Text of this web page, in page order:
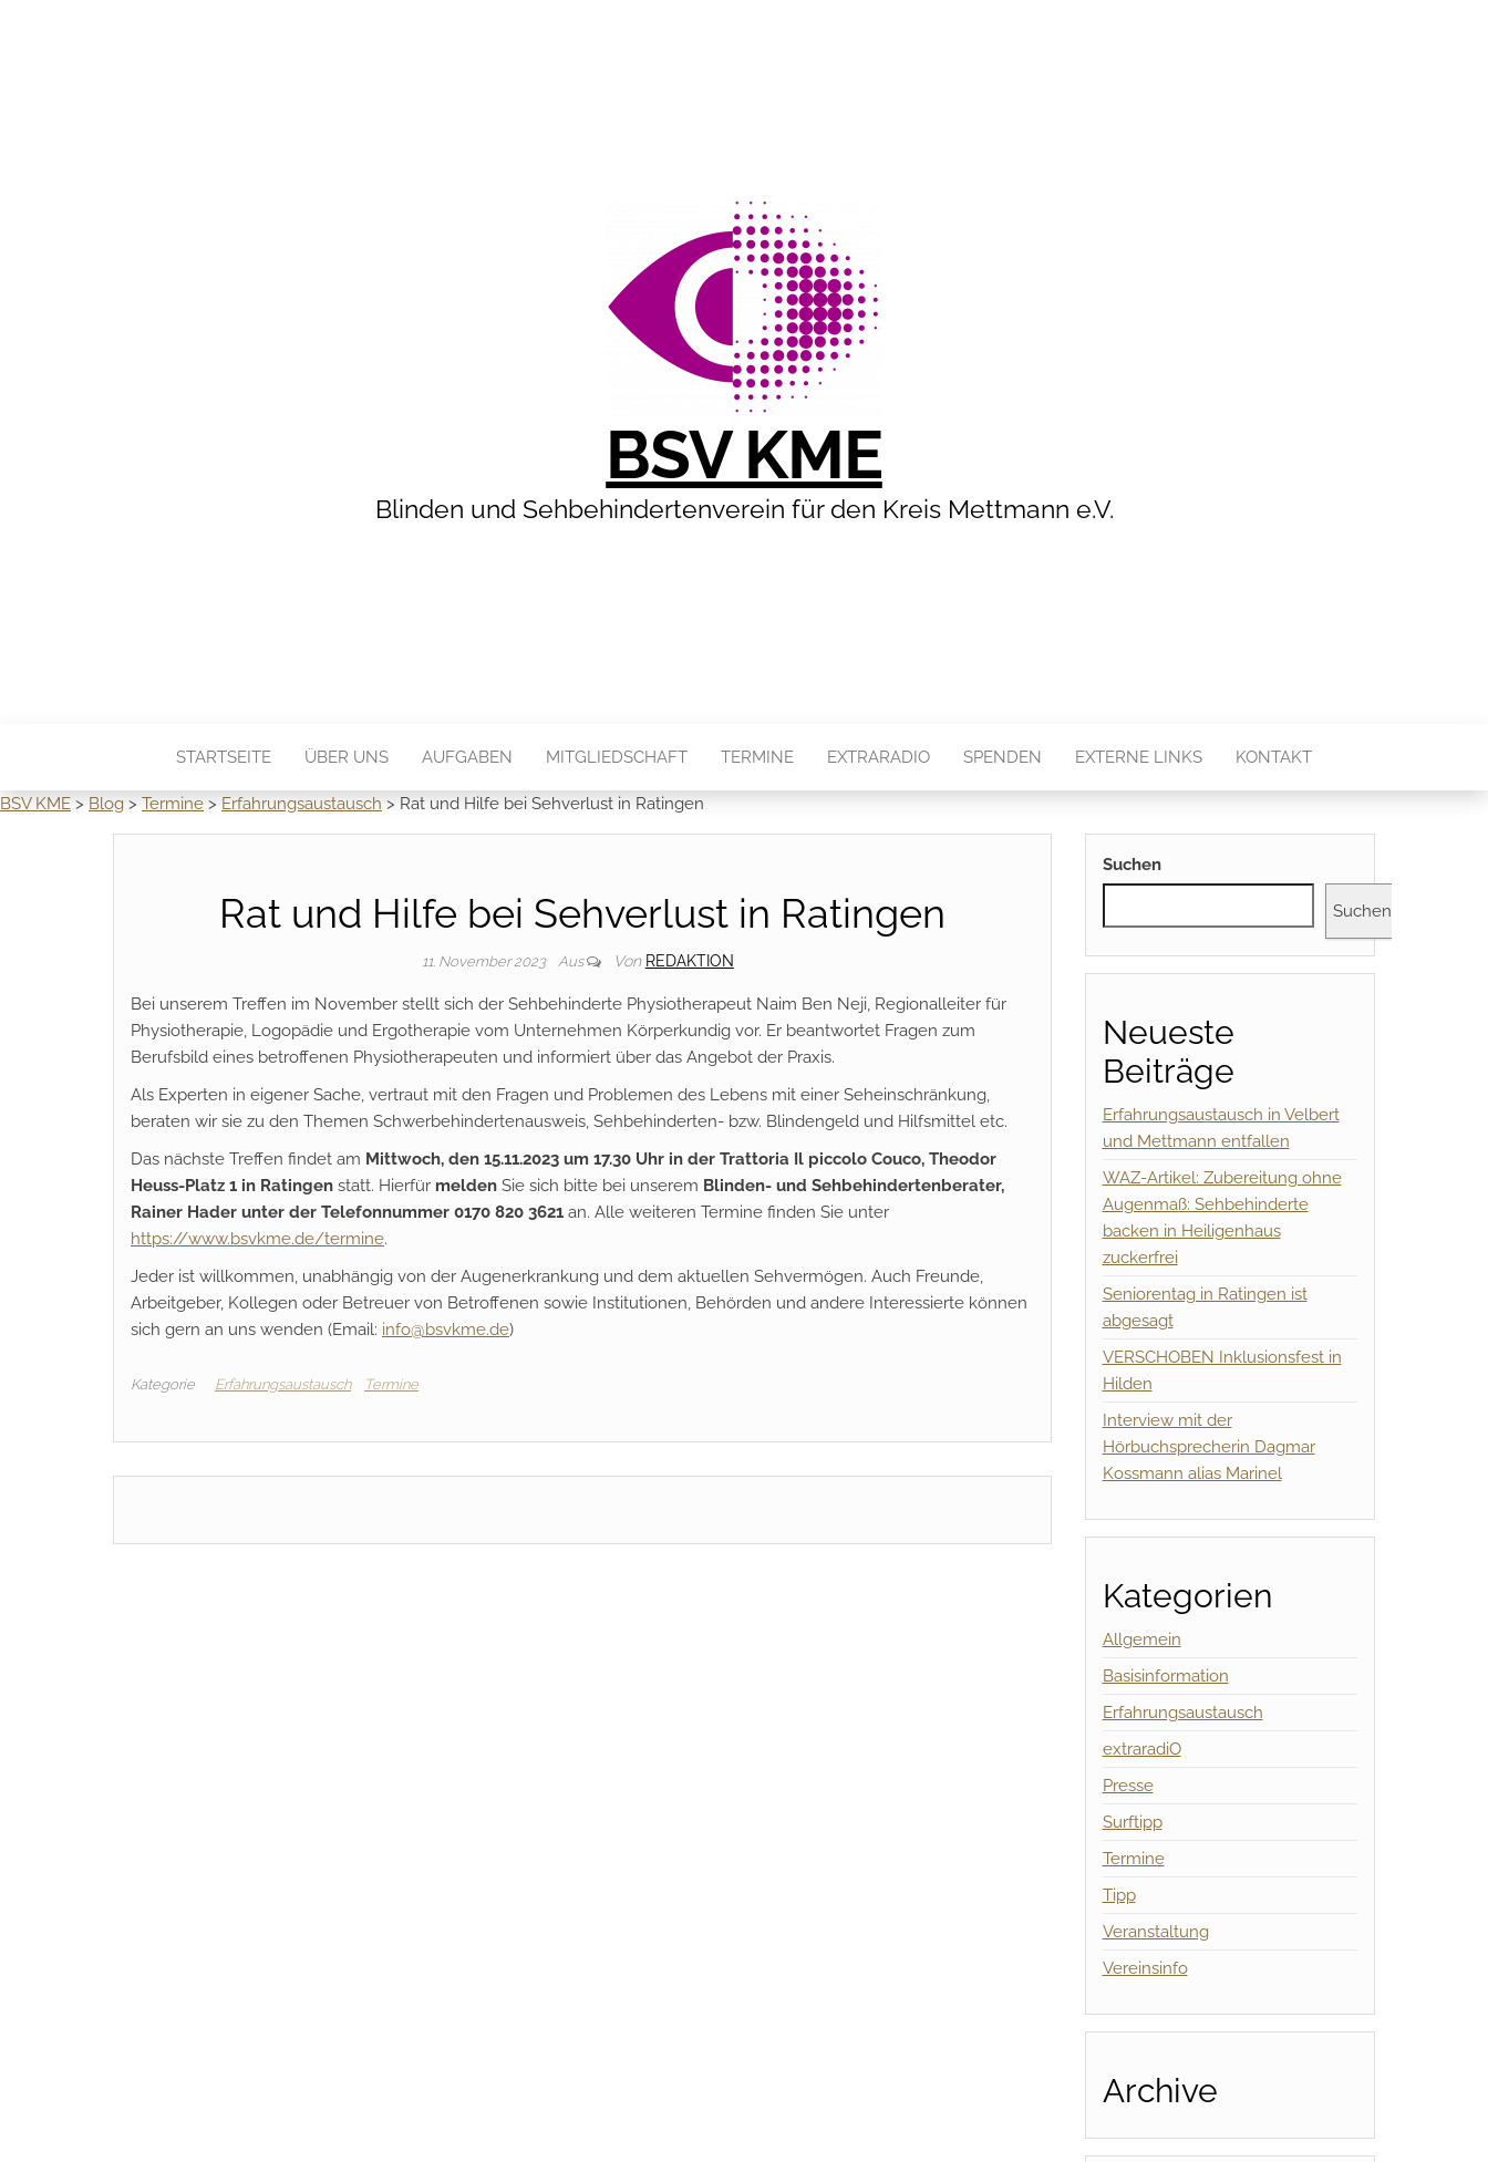
BSV KME
Blinden und Sehbehindertenverein für den Kreis Mettmann e.V.
STARTSEITE ÜBER UNS AUFGABEN MITGLIEDSCHAFT TERMINE EXTRARADIO SPENDEN EXTERNE LINKS KONTAKT
BSV KME > Blog > Termine > Erfahrungsaustausch > Rat und Hilfe bei Sehverlust in Ratingen
Rat und Hilfe bei Sehverlust in Ratingen
11. November 2023 Aus Von REDAKTION
Bei unserem Treffen im November stellt sich der Sehbehinderte Physiotherapeut Naim Ben Neji, Regionalleiter für
Physiotherapie, Logopädie und Ergotherapie vom Unternehmen Körperkundig vor. Er beantwortet Fragen zum
Berufsbild eines betroffenen Physiotherapeuten und informiert über das Angebot der Praxis.
Als Experten in eigener Sache, vertraut mit den Fragen und Problemen des Lebens mit einer Seheinschränkung,
beraten wir sie zu den Themen Schwerbehindertenausweis, Sehbehinderten- bzw. Blindengeld und Hilfsmittel etc.
Das nächste Treffen findet am Mittwoch, den 15.11.2023 um 17.30 Uhr in der Trattoria Il piccolo Couco, Theodor
Heuss-Platz 1 in Ratingen statt. Hierfür melden Sie sich bitte bei unserem Blinden- und Sehbehindertenberater,
Rainer Hader unter der Telefonnummer 0170 820 3621 an. Alle weiteren Termine finden Sie unter
https://www.bsvkme.de/termine.
Jeder ist willkommen, unabhängig von der Augenerkrankung und dem aktuellen Sehvermögen. Auch Freunde,
Arbeitgeber, Kollegen oder Betreuer von Betroffenen sowie Institutionen, Behörden und andere Interessierte können
sich gern an uns wenden (Email: info@bsvkme.de)
Kategorie Erfahrungsaustausch Termine
Suchen
Suchen
Neueste
Beiträge
Erfahrungsaustausch in Velbert
und Mettmann entfallen
WAZ-Artikel: Zubereitung ohne
Augenmaß: Sehbehinderte
backen in Heiligenhaus
zuckerfrei
Seniorentag in Ratingen ist
abgesagt
VERSCHOBEN Inklusionsfest in
Hilden
Interview mit der
Hörbuchsprecherin Dagmar
Kossmann alias Marinel
Kategorien
Allgemein
Basisinformation
Erfahrungsaustausch
extraradiO
Presse
Surftipp
Termine
Tipp
Veranstaltung
Vereinsinfo
Archive